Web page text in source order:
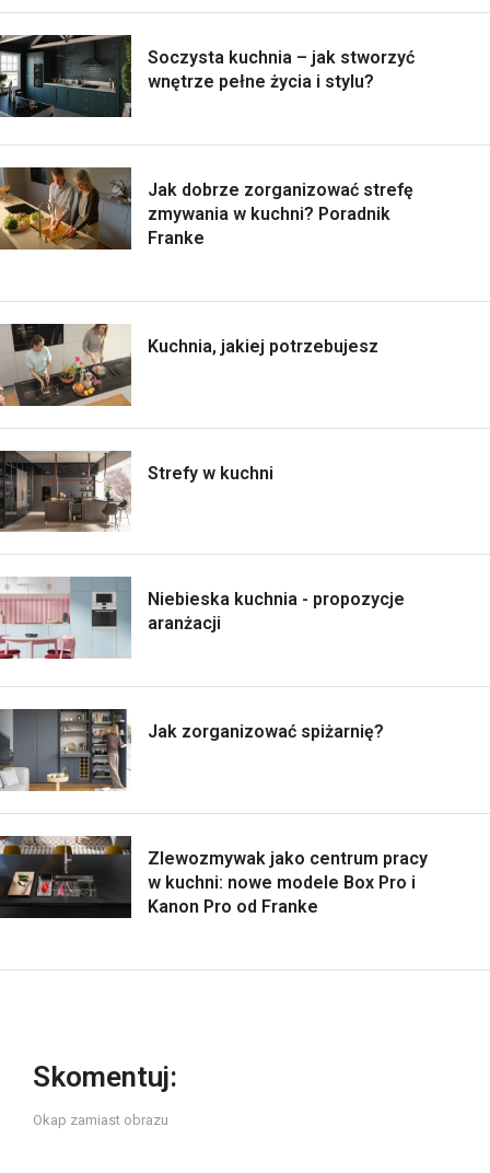
Soczysta kuchnia – jak stworzyć
wnętrze pełne życia i stylu?
Jak dobrze zorganizować strefę
zmywania w kuchni? Poradnik
Franke
Kuchnia, jakiej potrzebujesz
Strefy w kuchni
Niebieska kuchnia - propozycje
aranżacji
Jak zorganizować spiżarnię?
Zlewozmywak jako centrum pracy
w kuchni: nowe modele Box Pro i
Kanon Pro od Franke
Skomentuj:
Okap zamiast obrazu